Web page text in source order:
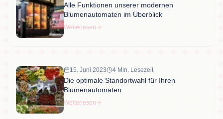
Alle Funktionen unserer modernen
Blumenautomaten im Überblick
Weiterlesen
15. Juni 2023 4 Min. Lesezeit
Die optimale Standortwahl für Ihren
Blumenautomaten
Weiterlesen